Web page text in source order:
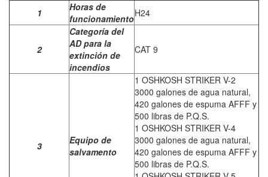
1
Horas de
funcionamientoH24
2
Categoría del
AD para la
extinción de
incendios
CAT 9
3
Equipo de
salvamento
1 OSHKOSH STRIKER V-2
3000 galones de agua natural,
420 galones de espuma AFFF y
500 libras de P.Q.S.
1 OSHKOSH STRIKER V-4
3000 galones de agua natural,
420 galones de espuma AFFF y
500 libras de P.Q.S.